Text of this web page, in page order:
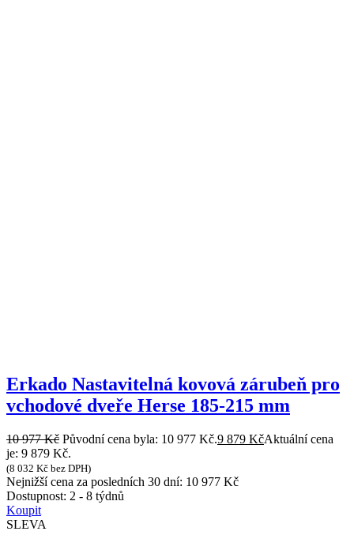
Erkado Nastavitelná kovová zárubeň pro
vchodové dveře Herse 185-215 mm
10 977Kč Původní cena byla: 10 977 Kč.9 879 KčAktuální cena
je: 9 879 Kč.
(8 032 Kč bez DPH)
Nejnižší cena za posledních 30 dní: 10 977 Kč
Dostupnost: 2 - 8 týdnů
Koupit
SLEVA